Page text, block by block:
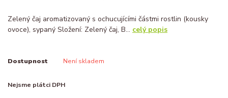
Zelený čaj aromatizovaný s ochucujícími částmi rostlin (kousky
ovoce), sypaný Složení: Zelený čaj, B... celý popis
Dostupnost Není skladem
Nejsme plátci DPH